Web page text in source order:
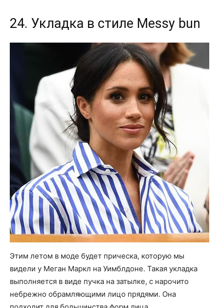
24. Укладка в стиле Messy bun
Этим летом в моде будет прическа, которую мы
видели у Меган Маркл на Уимблдоне. Такая укладка
выполняется в виде пучка на затылке, с нарочито
небрежно обрамляющими лицо прядями. Она